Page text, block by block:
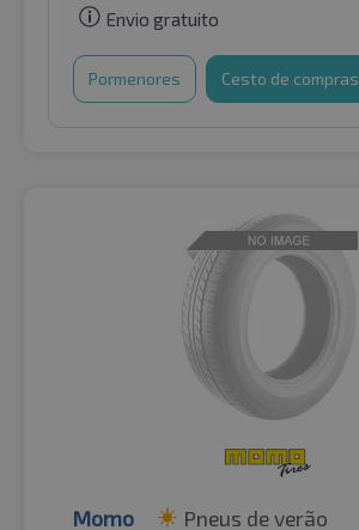
Envio gratuito
Pormenores Cesto de compras
Momo Pneus de verão